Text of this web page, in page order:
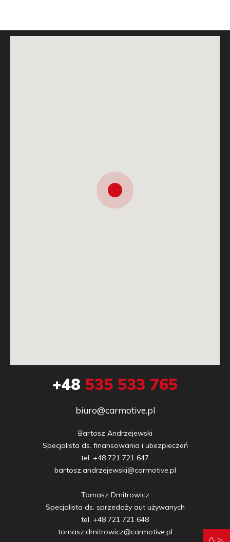
+48 535 533 765
biuro@carmotive.pl
Bartosz Andrzejewski
Specjalista ds. finansowania i ubezpieczeń
tel. +48 721 721 647
bartosz.andrzejewski@carmotive.pl
Tomasz Dmitrowicz
Specjalista ds. sprzedaży aut używanych
tel. +48 721 721 648
tomasz.dmitrowicz@carmotive.pl